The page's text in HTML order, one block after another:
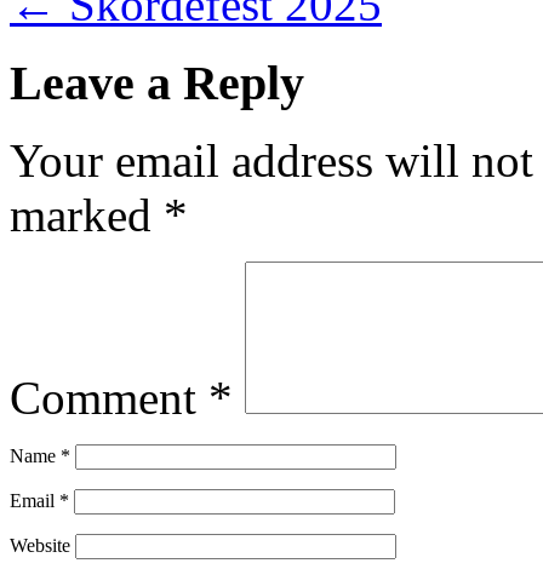
Leave a Reply
Your email address will
marked *
Comment *
Name *
Email *
Website